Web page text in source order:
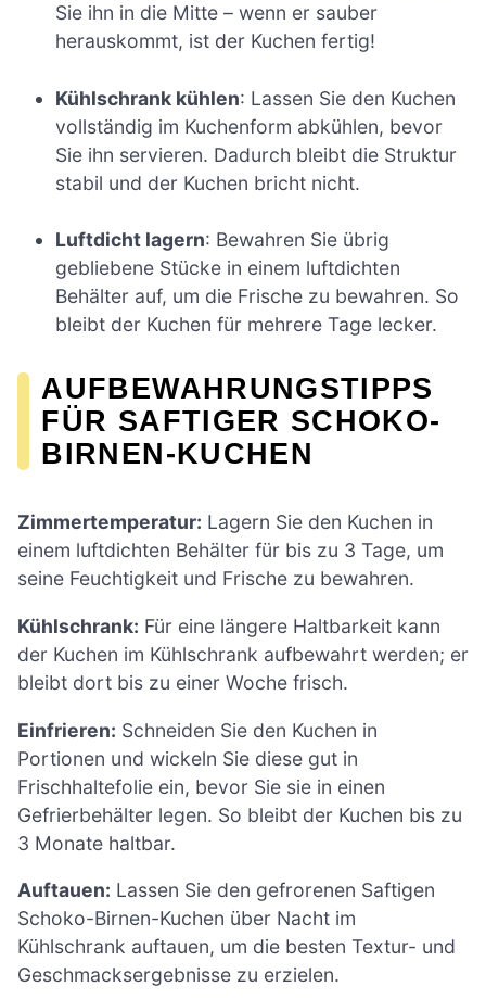
Sie ihn in die Mitte – wenn er sauber
herauskommt, ist der Kuchen fertig!
Kühlschrank kühlen: Lassen Sie den Kuchen
vollständig im Kuchenform abkühlen, bevor
Sie ihn servieren. Dadurch bleibt die Struktur
stabil und der Kuchen bricht nicht.
Luftdicht lagern: Bewahren Sie übrig
gebliebene Stücke in einem luftdichten
Behälter auf, um die Frische zu bewahren. So
bleibt der Kuchen für mehrere Tage lecker.
AUFBEWAHRUNGSTIPPS
FÜR SAFTIGER SCHOKO-
BIRNEN-KUCHEN
Zimmertemperatur: Lagern Sie den Kuchen in
einem luftdichten Behälter für bis zu 3 Tage, um
seine Feuchtigkeit und Frische zu bewahren.
Kühlschrank: Für eine längere Haltbarkeit kann
der Kuchen im Kühlschrank aufbewahrt werden; er
bleibt dort bis zu einer Woche frisch.
Einfrieren: Schneiden Sie den Kuchen in
Portionen und wickeln Sie diese gut in
Frischhaltefolie ein, bevor Sie sie in einen
Gefrierbehälter legen. So bleibt der Kuchen bis zu
3 Monate haltbar.
Auftauen: Lassen Sie den gefrorenen Saftigen
Schoko-Birnen-Kuchen über Nacht im
Kühlschrank auftauen, um die besten Textur- und
Geschmacksergebnisse zu erzielen.